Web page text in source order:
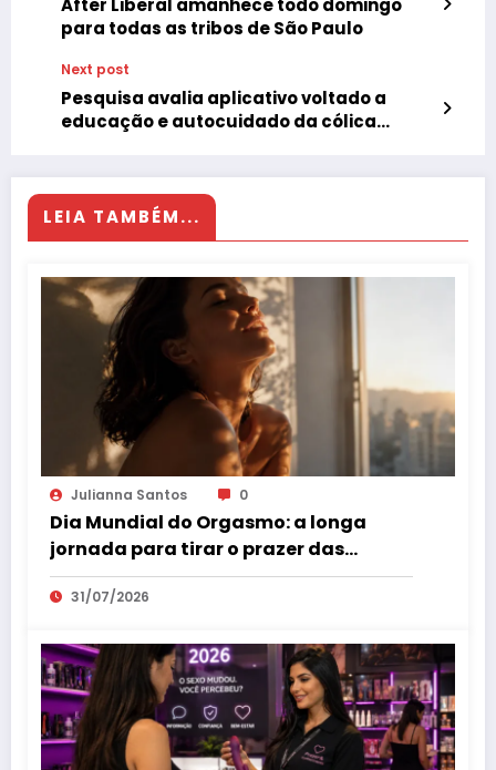
After Liberal amanhece todo domingo
para todas as tribos de São Paulo
Next post
Pesquisa avalia aplicativo voltado a
educação e autocuidado da cólica
LEIA TAMBÉM...
Julianna Santos 0
Dia Mundial do Orgasmo: a longa
jornada para tirar o prazer das
sombras
31/07/2026